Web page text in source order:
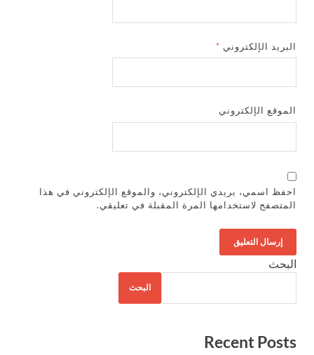
البريد الإلكتروني *
الموقع الإلكتروني
احفظ اسمي، بريدي الإلكتروني، والموقع الإلكتروني في هذا
المتصفح لاستخدامها المرة المقبلة في تعليقي.
البحث
البحث
Recent Posts